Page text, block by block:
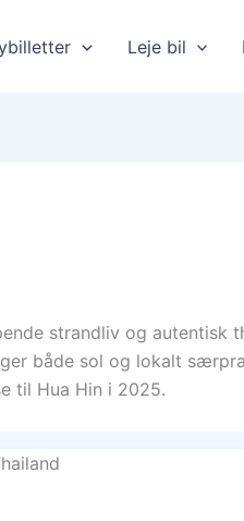
Leje bil
strandliv og autentisk
både sol og lokalt
til Hua Hin i 2025.